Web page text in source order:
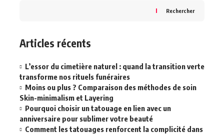
Rechercher
Articles récents
L’essor du cimetière naturel : quand la transition verte
transforme nos rituels funéraires
Moins ou plus ? Comparaison des méthodes de soin
Skin-minimalism et Layering
Pourquoi choisir un tatouage en lien avec un
anniversaire pour sublimer votre beauté
Comment les tatouages renforcent la complicité dans